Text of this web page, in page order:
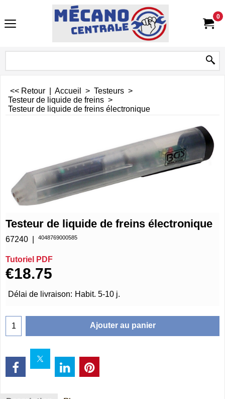
0
<< Retour Accueil > Testeurs >
Testeur de liquide de freins >
Testeur de liquide de freins électronique
Testeur de liquide de freins électronique
67240 4048769000585
Tutoriel PDF
€18.75
Délai de livraison: Habit. 5-10 j.
Ajouter au panier